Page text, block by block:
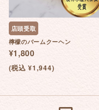
店頭受取
檸檬のバームクーヘン
¥1,800
(税込 ¥1,944)